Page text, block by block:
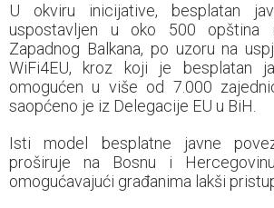
U okviru inicijative, besplatan
uspostavljen u oko 500 opština
Zapadnog Balkana, po uzoru na
WiFi4EU, kroz koji je besplatan
omogućen u više od 7.000
saopćeno je iz Delegacije EU u BiH.
Isti model besplatne javne
proširuje na Bosnu i
omogućavajući građanima lakši